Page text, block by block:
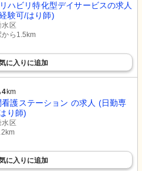
ハビリ特化型デイサービスの求人
験可/はり師)
水区
から1.5km
に入り に追加
4 km
護ステーション の求人 (日勤専
り師)
水区
に入り に追加